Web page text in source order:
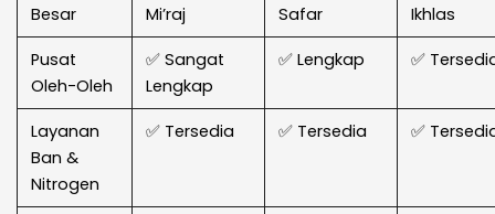
Besar
Mi’raj
Safar
Ikhlas
Pusat
Oleh-Oleh
✅ Sangat
Lengkap
✅ Lengkap ✅
Layanan
Ban &
Nitrogen
✅ Tersedia ✅ Tersedia ✅